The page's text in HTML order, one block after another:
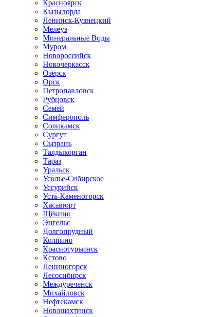
Красноярск
Кызылорда
Ленинск-Кузнецкий
Мелеуз
Минеральные Воды
Муром
Новороссийск
Новочеркасск
Озёрск
Орск
Петропавловск
Рубцовск
Семей
Симферополь
Соликамск
Сургут
Сызрань
Талдыкорган
Тараз
Уральск
Усолье-Сибирское
Уссурийск
Усть-Каменогорск
Хасавюрт
Щёкино
Энгельс
Долгопрудный
Колпино
Краснотурьинск
Кстово
Лениногорск
Лесосибирск
Междуреченск
Михайловск
Нефтекамск
Новошахтинск